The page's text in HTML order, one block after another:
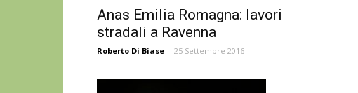
Anas Emilia Romagna: lavori
stradali a Ravenna
Roberto Di Biase - 25 Settembre 2016